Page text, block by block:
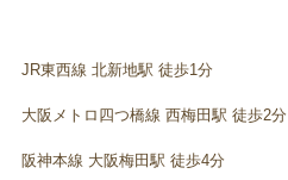
JR東西線 北新地駅 徒歩1分
大阪メトロ四つ橋線 西梅田駅 徒歩2分
阪神本線 大阪梅田駅 徒歩4分